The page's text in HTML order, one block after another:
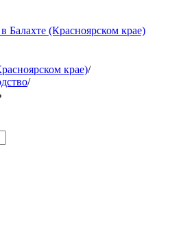
Балахте (Красноярском крае)
крае)/
/